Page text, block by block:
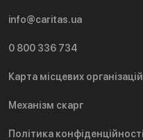
info@caritas.ua
0 800 336 734
Карта місцевих організацій
Механізм скарг
Політика конфіденційності